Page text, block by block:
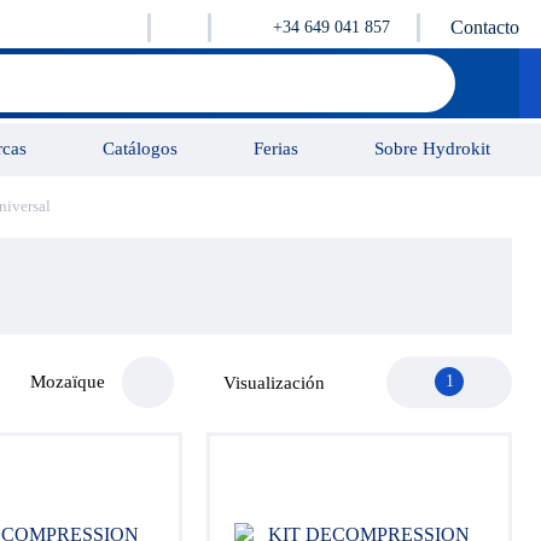
+34 649 041 857 Contacto
Catálogos Ferias Sobre Hydrokit
Tutorial
Mozaïque Visualización 1